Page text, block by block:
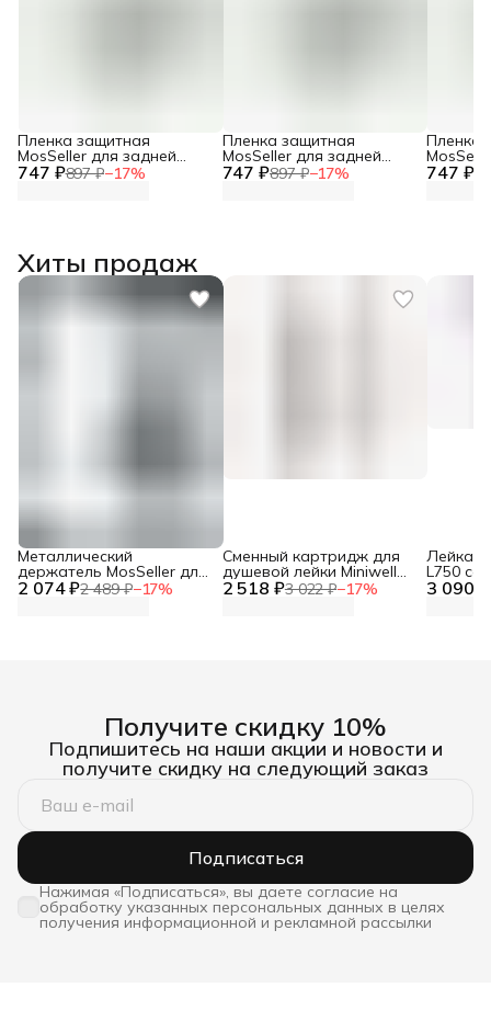
747 ₽897 ₽−17%
Пленка защитная
MosSeller для задней
панели для Honor X9c 747 ₽897 ₽−17%
Пленка защитная
MosSeller для задней
панели для Honor X9b 747 ₽
Пленка
панели
Хиты продаж
2 074 ₽2 489 ₽−17%
Металлический
держатель MosSeller для
смартфона с 2 518 ₽3 022 ₽−17%
Сменный картридж для
душевой лейки Miniwell
L750, угольный 3 090 ₽
Лейка
L750 со
Получите скидку 10%
Подпишитесь на наши акции и новости и
получите скидку на следующий заказ
Подписаться
Нажимая «Подписаться», вы даете согласие на
обработку указанных персональных данных в целях
получения информационной и рекламной рассылки